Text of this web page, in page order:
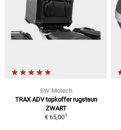
SW-Motech
TRAX ADV topkoffer rugsteun
ZWART
€ 65,001